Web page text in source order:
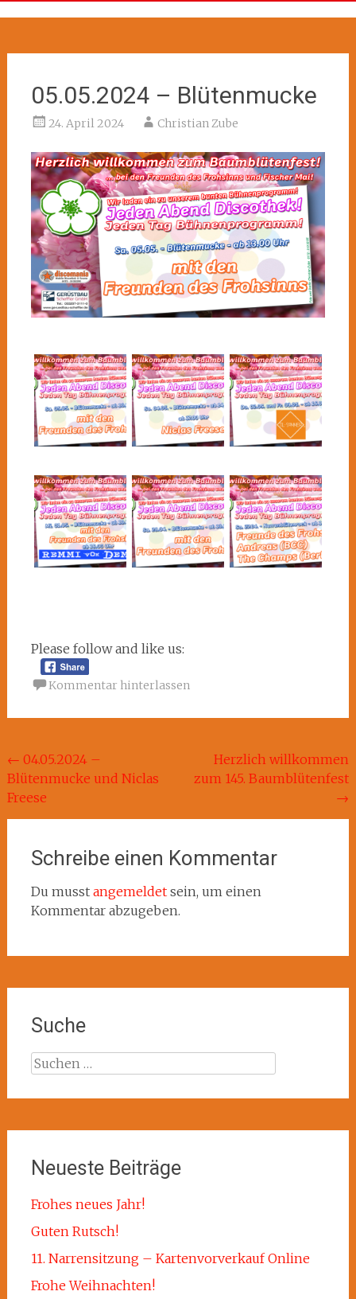
05.05.2024 – Blütenmucke
24. April 2024 Christian Zube
Please follow and like us:
Kommentar hinterlassen
Beitragsnavigation
← 04.05.2024 –
Blütenmucke und Niclas
Freese
Herzlich willkommen
zum 145. Baumblütenfest
→
Schreibe einen Kommentar
Du musst angemeldetsein, um einen
Kommentar abzugeben.
Suche
Suchen
nach:
Neueste Beiträge
Frohes neues Jahr!
Guten Rutsch!
11. Narrensitzung – Kartenvorverkauf Online
Frohe Weihnachten!